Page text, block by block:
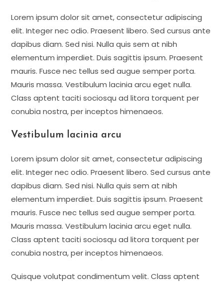
Lorem ipsum dolor sit amet, consectetur adipiscing
elit. Integer nec odio. Praesent libero. Sed cursus ante
dapibus diam. Sed nisi. Nulla quis sem at nibh
elementum imperdiet. Duis sagittis ipsum. Praesent
mauris. Fusce nec tellus sed augue semper porta.
Mauris massa. Vestibulum lacinia arcu eget nulla.
Class aptent taciti sociosqu ad litora torquent per
conubia nostra, per inceptos himenaeos.
Vestibulum lacinia arcu
Lorem ipsum dolor sit amet, consectetur adipiscing
elit. Integer nec odio. Praesent libero. Sed cursus ante
dapibus diam. Sed nisi. Nulla quis sem at nibh
elementum imperdiet. Duis sagittis ipsum. Praesent
mauris. Fusce nec tellus sed augue semper porta.
Mauris massa. Vestibulum lacinia arcu eget nulla.
Class aptent taciti sociosqu ad litora torquent per
conubia nostra, per inceptos himenaeos.
Quisque volutpat condimentum velit. Class aptent